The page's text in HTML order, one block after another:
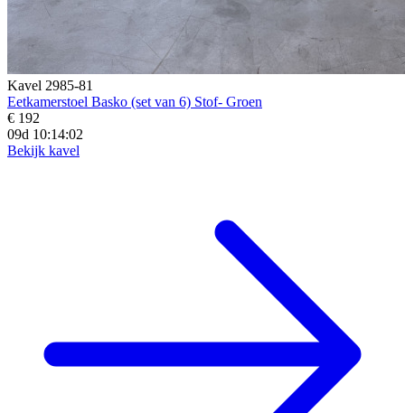
Kavel 2985-81
Eetkamerstoel Basko (set van 6) Stof- Groen
€ 192
09d 10:14:01
Bekijk kavel